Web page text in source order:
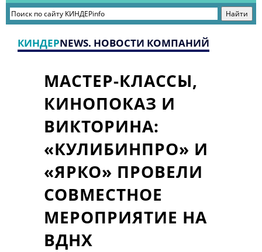
КИНДЕРNEWS. НОВОСТИ КОМПАНИЙ
МАСТЕР-КЛАССЫ,
КИНОПОКАЗ И
ВИКТОРИНА:
«КУЛИБИНПРО» И
«ЯРКО» ПРОВЕЛИ
СОВМЕСТНОЕ
МЕРОПРИЯТИЕ НА
ВДНХ